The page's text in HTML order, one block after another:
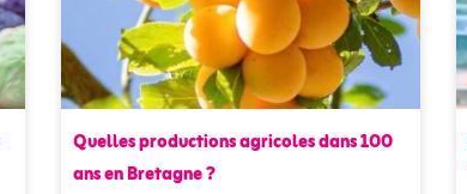
Quelles productions agricoles dans 100
ans en Bretagne ?